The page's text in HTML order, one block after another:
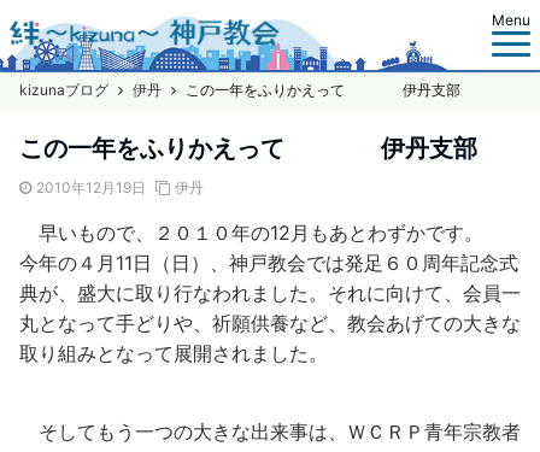
Menu
kizunaブログ 伊丹 この一年をふりかえって 伊丹支部
この一年をふりかえって 伊丹支部
2010年12月19日 伊丹
早いもので、２０１０年の12月もあとわずかです。
今年の４月11日（日）、神戸教会では発足６０周年記念式
典が、盛大に取り行なわれました。それに向けて、会員一
丸となって手どりや、祈願供養など、教会あげての大きな
取り組みとなって展開されました。
そしてもう一つの大きな出来事は、ＷＣＲＰ青年宗教者